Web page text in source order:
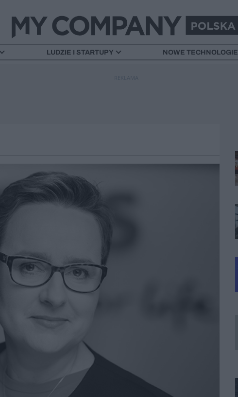
LUDZIE I STARTUPY NOWE TECHNOLOGIE